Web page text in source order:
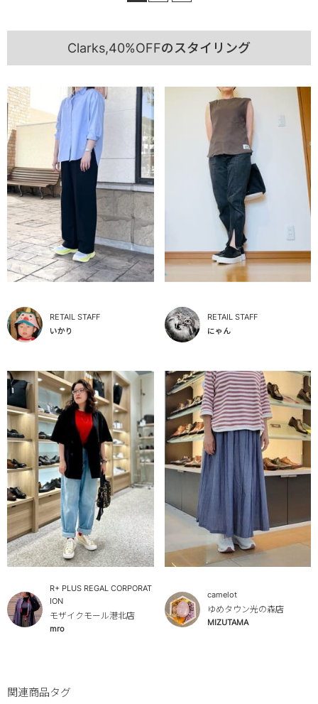
Clarks,40%OFFのスタイリング
RETAIL STAFF
いかり
RETAIL STAFF
にゃん
R+ PLUS REGAL CORPORAT
ION
モザイクモール港北店
mro
camelot
ゆめタウン光の森店
MIZUTAMA
関連商品タグ